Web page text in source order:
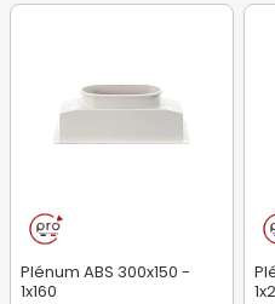
Plénum ABS 300x150 -
1x160